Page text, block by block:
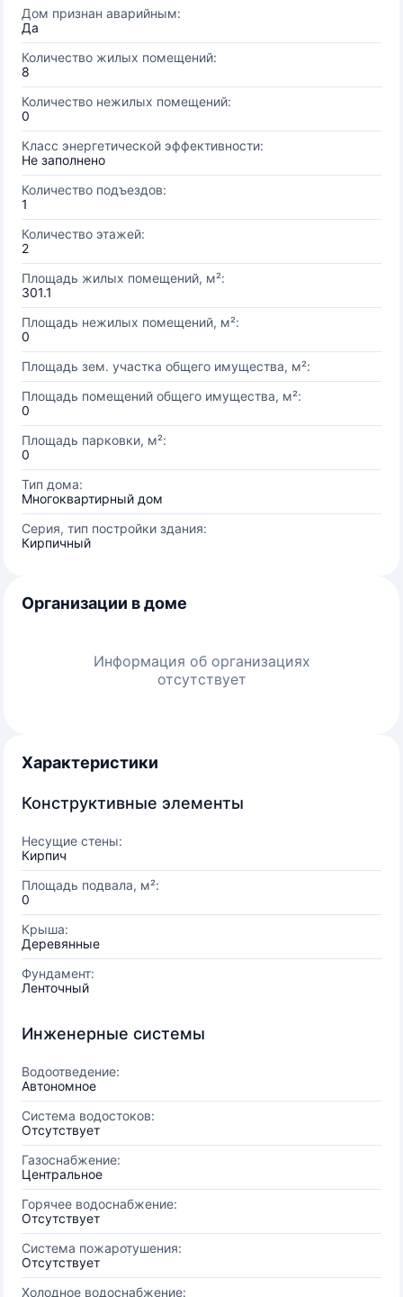
Дом признан аварийным:
Да
Количество жилых помещений:
8
Количество нежилых помещений:
0
Класс энергетической эффективности:
Не заполнено
Количество подъездов:
1
Количество этажей:
2
Площадь жилых помещений, м²:
301.1
Площадь нежилых помещений, м²:
0
Площадь зем. участка общего имущества, м²:
Площадь помещений общего имущества, м²:
0
Площадь парковки, м²:
0
Тип дома:
Многоквартирный дом
Серия, тип постройки здания:
Кирпичный
Организации в доме
Информация об организациях
отсутствует
Характеристики
Конструктивные элементы
Несущие стены:
Кирпич
Площадь подвала, м²:
0
Крыша:
Деревянные
Фундамент:
Ленточный
Инженерные системы
Водоотведение:
Автономное
Система водостоков:
Отсутствует
Газоснабжение:
Центральное
Горячее водоснабжение:
Отсутствует
Система пожаротушения:
Отсутствует
Холодное водоснабжение: